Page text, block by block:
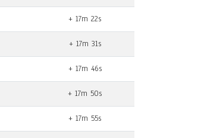
+ 17m 22s
+ 17m 31s
+ 17m 46s
+ 17m 50s
+ 17m 55s